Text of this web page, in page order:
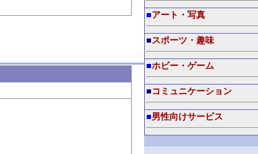
■アート・写真
■スポーツ・趣味
■ホビー・ゲーム
■ コミュニケーション
■男性向けサービス